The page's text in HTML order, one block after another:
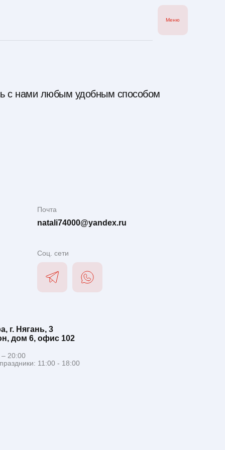
Меню
с нами любым удобным способом
natali74000@yandex.ru
г. Нягань, 3
дом 6, офис 102
Почта
20:00
11:00 - 18:00
Соц. сети